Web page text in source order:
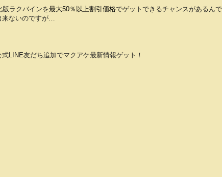
版ラクバインを最大50％以上割引価格でゲットできるチャンスがあるんで
来ないのですが…
式LINE友だち追加でマクアケ最新情報ゲット！